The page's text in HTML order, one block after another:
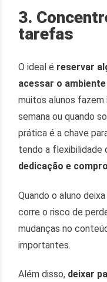
3.
tarefas
O ideal é reservar
acessar o
muitos alunos fazem
semana ou quando
prática é a chave
tendo a flexibilidade
dedicação e
Quando o aluno
corre o risco de
mudanças no
importantes.
Além disso, deixar